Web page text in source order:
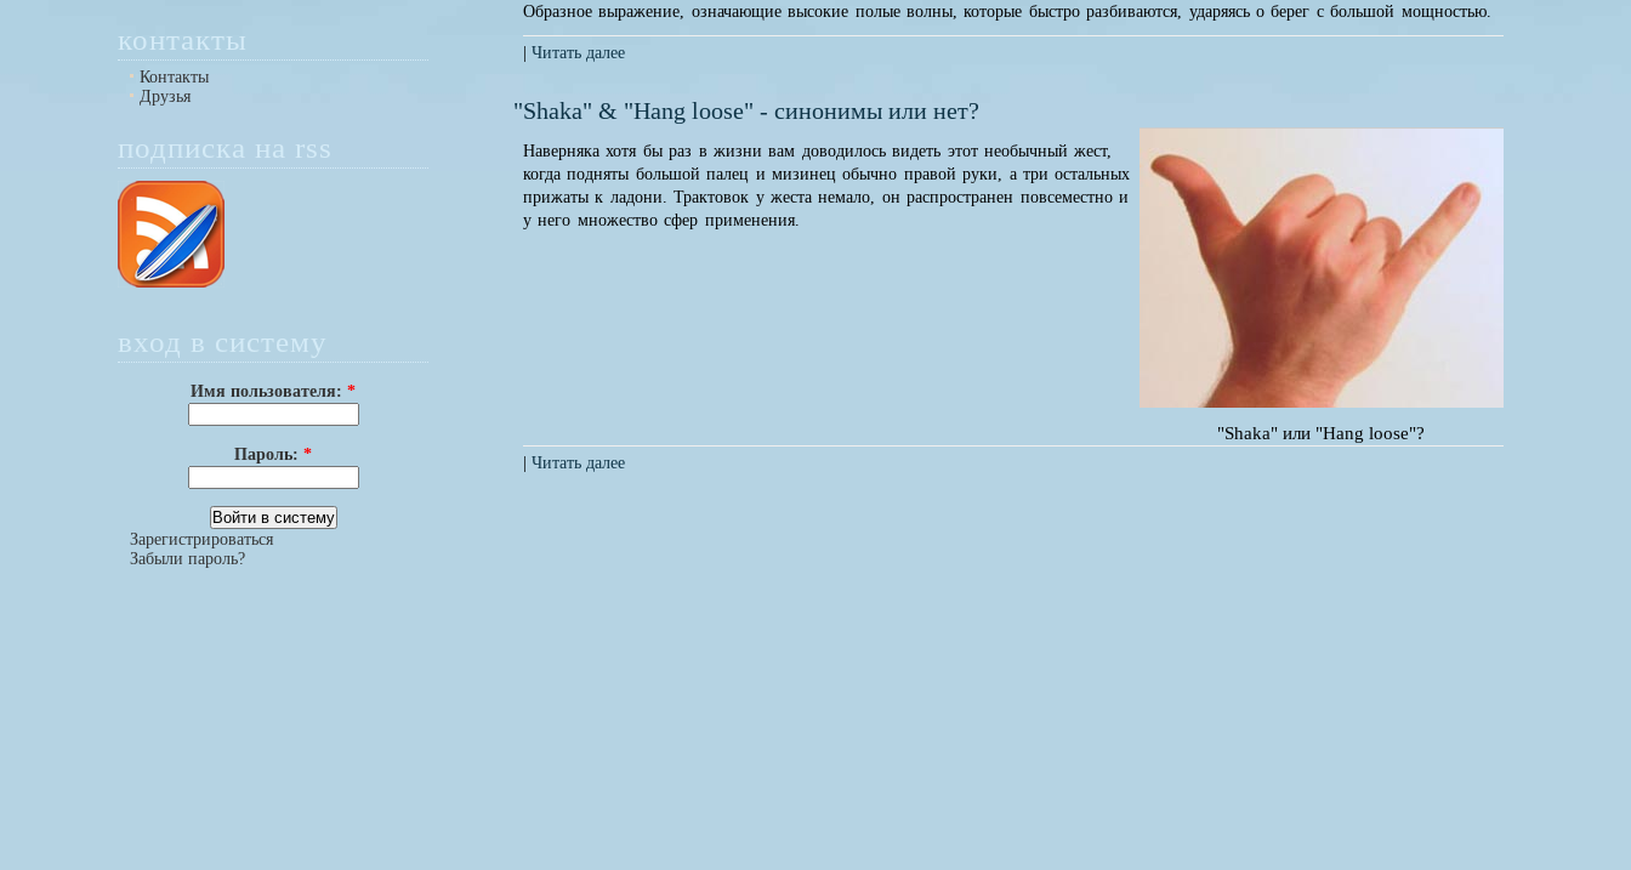
контакты
Контакты
Друзья
подписка на rss
вход в систему
Имя пользователя:*
Пароль:*
Зарегистрироваться
Забыли пароль?
Образное выражение, означающие высокие полые волны, которые быстро разбиваются, ударяясь о берег с большой мощностью.
Читать далее
"Shaka" & "Hang loose" - синонимы или нет?
"Shaka" или "Hang loose"?
Наверняка хотя бы раз в жизни вам доводилось видеть этот необычный жест,
когда подняты большой палец и мизинец обычно правой руки, а три остальных
прижаты к ладони. Трактовок у жеста немало, он распространен повсеместно и
у него множество сфер применения.
Читать далее